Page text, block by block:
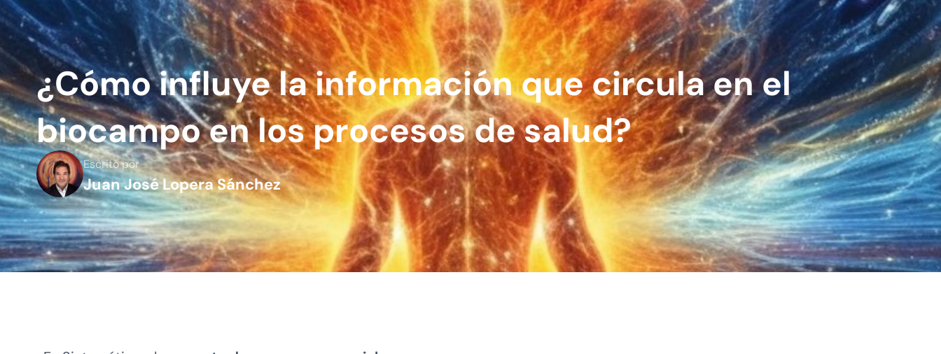
¿Cómo influye la información que circula en el
biocampo en los procesos de salud?
Escrito por
Juan José Lopera Sánchez